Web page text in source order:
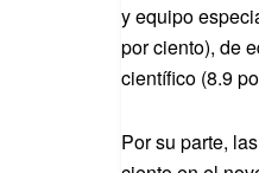
y equipo
por ciento), de
científico (8.9
Por su parte,